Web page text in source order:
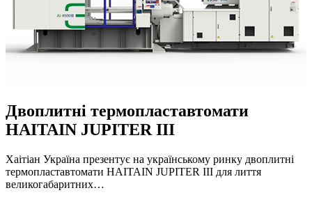
Двоплитні термопластавтомати
HAITAIN JUPITER III
Хаітіан Україна презентує на українському ринку двоплитні
термопластавтомати HAITAIN JUPITER III для лиття
великогабаритних…